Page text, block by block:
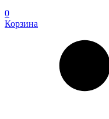
0
Корзина